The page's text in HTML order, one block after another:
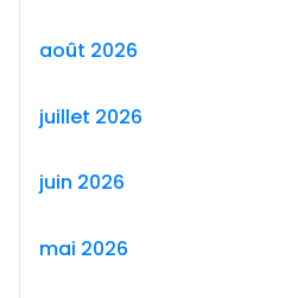
août 2026
juillet 2026
juin 2026
mai 2026